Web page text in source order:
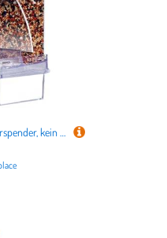
Automatischer Vogelfutterspender, kein Verschütten von Sittichen, klarer Sittichkäfig-Futterspender für Nymphensittiche und Finken, keine Unordnung, Vogelfutterstation, Vogelkäfigzubehör für Vögel